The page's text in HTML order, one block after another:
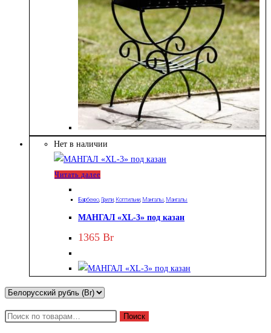
Нет в наличии
Читать далее
Барбекю, Грили, Коптильни, Мангалы, Мангалы
МАНГАЛ «XL-3» под казан
1365 Br
Поиск